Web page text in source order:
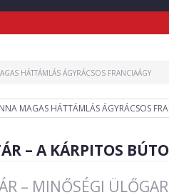
HÁTTÁMLÁS ÁGYRÁCSOS FRANCIAÁGY
– A KÁRPITOS
– MINŐSÉGI